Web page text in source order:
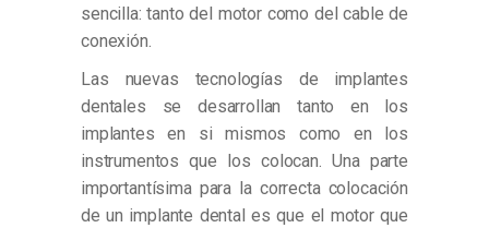
sencilla: tanto del motor como del cable de
conexión.
Las nuevas tecnologías de implantes
dentales se desarrollan tanto en los
implantes en si mismos como en los
instrumentos que los colocan. Una parte
importantísima para la correcta colocación
de un implante dental es que el motor que